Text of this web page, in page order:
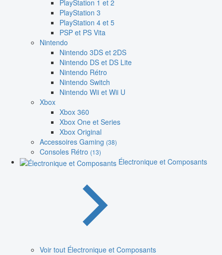
PlayStation 1 et 2
PlayStation 3
PlayStation 4 et 5
PSP et PS Vita
Nintendo
Nintendo 3DS et 2DS
Nintendo DS et DS Lite
Nintendo Rétro
Nintendo Switch
Nintendo Wii et Wii U
Xbox
Xbox 360
Xbox One et Series
Xbox Original
Accessoires Gaming (38)
Consoles Rétro (13)
Électronique et Composants
Voir tout Électronique et Composants